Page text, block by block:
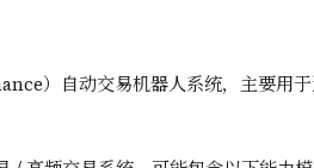
）自动交易机器人系统，主要用